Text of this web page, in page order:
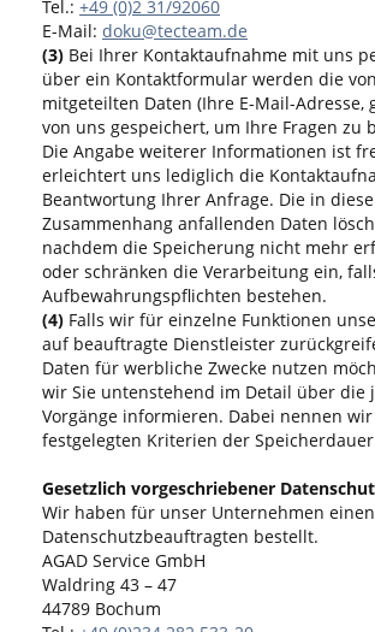
Tel.: +49 (0)2 31/92060
E-Mail: doku@tecteam.de
(3) Bei Ihrer Kontaktaufnahme mit uns
über ein Kontaktformular werden die
mitgeteilten Daten (Ihre E-Mail-Adresse,
von uns gespeichert, um Ihre Fragen zu
Die Angabe weiterer Informationen ist
erleichtert uns lediglich die
Beantwortung Ihrer Anfrage. Die in
Zusammenhang anfallenden Daten
nachdem die Speicherung nicht mehr
oder schränken die Verarbeitung ein,
Aufbewahrungspflichten bestehen.
(4) Falls wir für einzelne Funktionen
auf beauftragte Dienstleister
Daten für werbliche Zwecke nutzen
wir Sie untenstehend im Detail über die
Vorgänge informieren. Dabei nennen
festgelegten Kriterien der
Gesetzlich vorgeschriebener
Wir haben für unser Unternehmen einen
Datenschutzbeauftragten bestellt.
AGAD Service GmbH
Waldring 43 – 47
44789 Bochum